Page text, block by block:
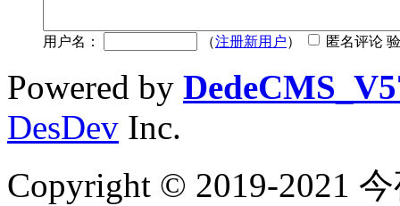
用户名： （注册新用户） 匿名评论
Powered by
DesDev Inc.
Copyright © 2019-2021